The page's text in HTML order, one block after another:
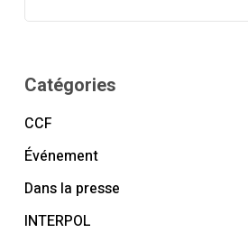
Catégories
CCF
Événement
Dans la presse
INTERPOL